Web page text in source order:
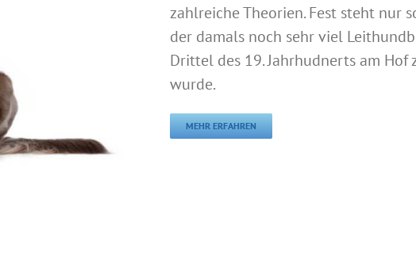
zahlreiche Theorien. Fest steht nur
der damals noch sehr viel
Drittel des 19. Jahrhudnerts am Hof
wurde.
MEHR ERFAHREN